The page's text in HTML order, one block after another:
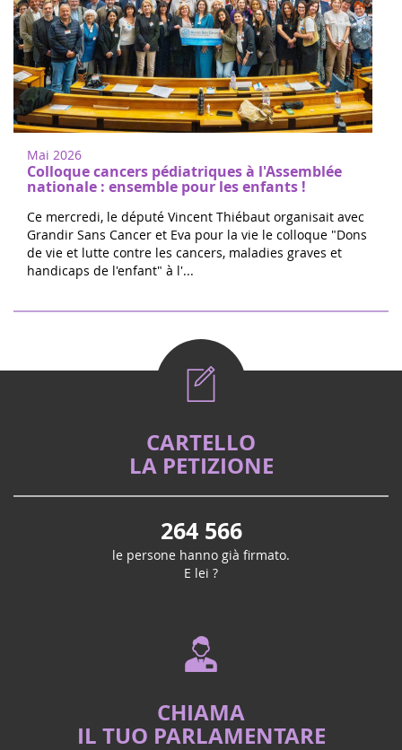
Mai 2026
Colloque cancers pédiatriques à l'Assemblée
nationale : ensemble pour les enfants !
Ce mercredi, le député Vincent Thiébaut organisait avec
Grandir Sans Cancer et Eva pour la vie le colloque "Dons
de vie et lutte contre les cancers, maladies graves et
CARTELLO
264 566
le persone hanno già firmato.
CHIAMA